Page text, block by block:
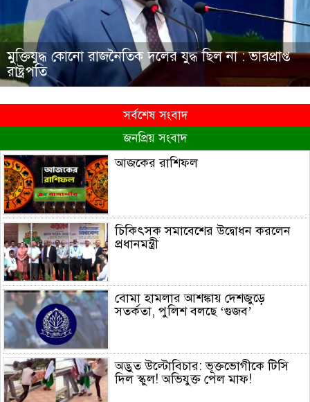
মুক্তিযুদ্ধ কোনো রাজনৈতিক দলের যুদ্ধ ছিল না : ভারপ্রাপ্ত
রাষ্ট্রপতি
সর্বশেষ সংবাদ
জনপ্রিয় সংবাদ
আজকের রাশিফল
চিকিৎসক সমাবেশের উদ্বোধন করলেন
প্রধানমন্ত্রী
বোমা হামলার আশঙ্কায় দেশজুড়ে
সতর্কতা, পুলিশ বলছে ‘গুজব’
অদ্ভুত উল্টোবিচার: ভূক্তভোগীকে টিসি
দিল স্কুল! অভিযুক্ত পেল মাফ!